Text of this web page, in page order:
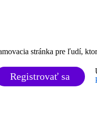
stránka pre ľudí,
Registrovať sa